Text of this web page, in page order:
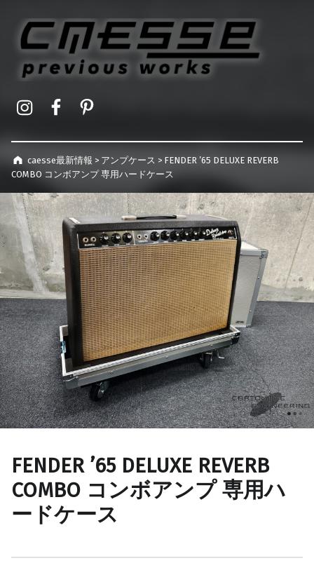
caesse最新情報 > アンプケース > FENDER ’65 DELUXE REVERB
COMBO コンボアンプ 専用ハードケース
FENDER ’65 DELUXE REVERB
COMBO コンボアンプ 専用ハ
ードケース